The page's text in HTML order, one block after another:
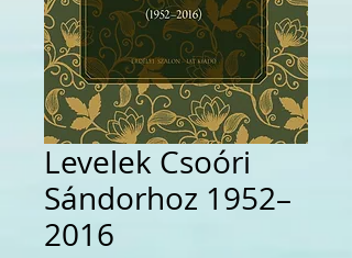
Levelek Csoóri
Sándorhoz 1952–
2016